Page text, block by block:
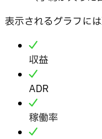
表示されるグラフに
収益
ADR
稼働率